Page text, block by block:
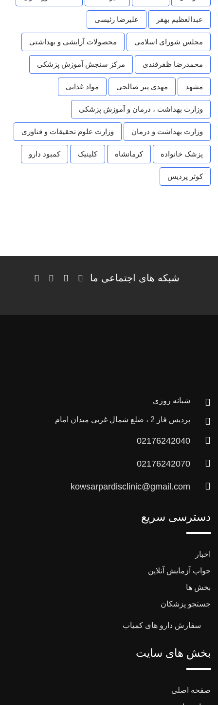
عبدالعظیم بهفر علیرضا رئیسی
مجلس شورای اسلامی محصولات آرایشی و بهداشتی
محمدرضا ظفرقندی مرکز سنجش آموزش پزشکی
مشهد مهدی پیر صالحی مواد غذایی
وزارت بهداشت ، درمان و آموزش پزشکی
وزارت بهداشت و درمان وزارت علوم تحقیقات و فناوری
پزشک خانواده کرمانشاه کلینیک کمبود دارو
کوثر پردیس
شبکه های اجتماعی ما
شبانه روزی
پردیس فاز 2 ، ضلع شمال غربی میدان امام
02176242040
02176242070
kowsarpardisclinic@gmail.com
دسترسی سریع
اخبار
جواب آزمایش آنلاین
بخش ها
جستجو پزشکان
سفارش دارو های کمیاب
بخش های سایت
صفحه اصلی